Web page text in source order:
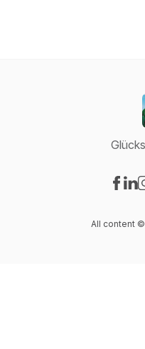
All content